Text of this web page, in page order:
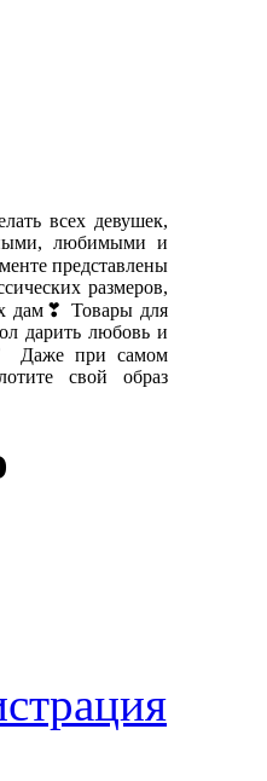
всех девушек,
любимыми и
представлены
размеров,
дам❣ Товары для
дарить любовь и
Даже при самом
свой образ